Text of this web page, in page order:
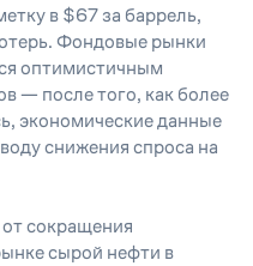
в $67 за баррель,
Фондовые рынки
оптимистичным
— после того, как более
экономические данные
снижения спроса на
отсокращения
сырой нефти в